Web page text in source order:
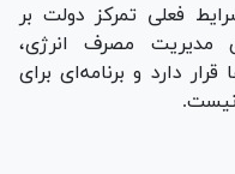
فعلی تمرکز دولت بر
مدیریت مصرف انرژی،
دارد و برنامه‌ای برای
نیست.